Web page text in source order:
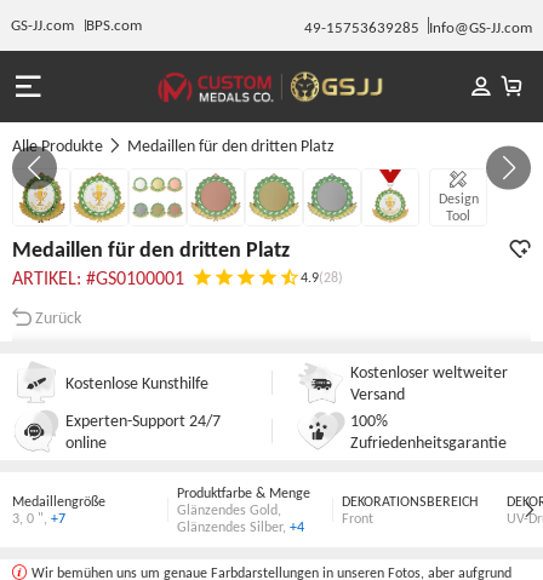
GS-JJ.com BPS.com 49-15753639285 Info@GS-JJ.com
Alle Produkte Medaillen für den dritten Platz
Design
Tool
GALERIE 1/7
Medaillen für den dritten Platz
ARTIKEL: #GS0100001 4.9(28)
Zurück
Kostenlose Kunsthilfe
Kostenloser weltweiter
Versand
Experten-Support 24/7
online
100%
Zufriedenheitsgarantie
Medaillengröße
3 0 " +7
Produktfarbe & Menge
Glänzendes Gold,
Glänzendes Silber, +4
DEKORATIONSBEREICH
Front
UV-
Wir bemühen uns um genaue Farbdarstellungen in unseren Fotos, aber aufgrund